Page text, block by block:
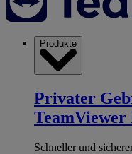
Produkte
Privater
TeamViewer
Schneller und